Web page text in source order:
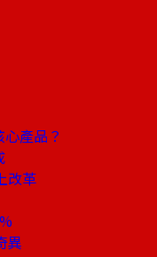
產品？
改革
異